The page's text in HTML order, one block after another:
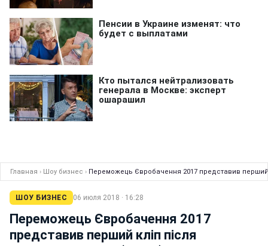
Главная › Шоу бизнес › Переможець Євробачення 2017 представив перший
ШОУ БИЗНЕС 06 июля 2018 · 16:28
Переможець Євробачення 2017
представив перший кліп після